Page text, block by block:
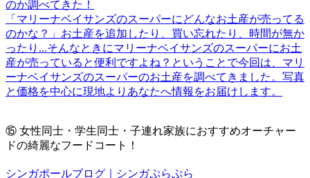
のか調べてきた！
「マリーナベイサンズのスーパーにどんなお土産が売ってる
のかな？」お土産を追加したり、買い忘れたり、時間が無か
ったり...そんなときにマリーナベイサンズのスーパーにお土
産が売っていると便利ですよね？ということで今回は、マリ
ーナベイサンズのスーパーのお土産を調べてきました。写真
と価格を中心に現地よりあなたへ情報をお届けします。
⑮ 女性同士・学生同士・子連れ家族におすすめオーチャー
ドの綺麗なフードコート！
シンガポールブログ｜シンガぷらぷら